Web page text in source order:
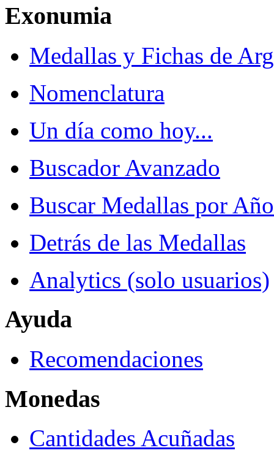
Exonumia
Medallas y Fichas de
Nomenclatura
Un día como hoy...
Buscador Avanzado
Buscar Medallas por Año
Detrás de las Medallas
Analytics (solo usuarios)
Ayuda
Recomendaciones
Monedas
Cantidades Acuñadas